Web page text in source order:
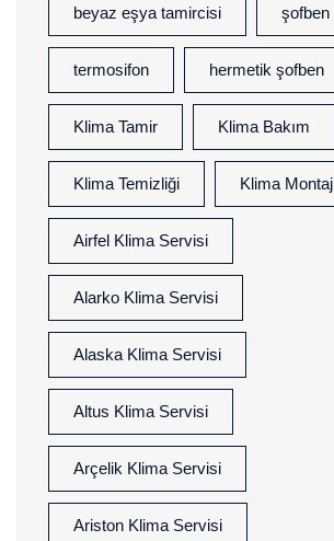
beyaz eşya tamircisi şofben
termosifon hermetik şofben
Klima Tamir Klima Bakım
Klima Temizliği Klima Montaj
Airfel Klima Servisi
Alarko Klima Servisi
Alaska Klima Servisi
Altus Klima Servisi
Arçelik Klima Servisi
Ariston Klima Servisi